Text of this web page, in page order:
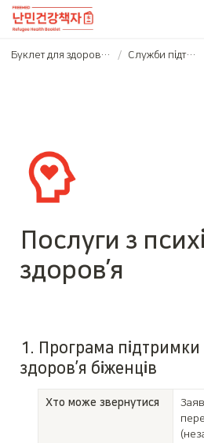
Буклет для здоров’я біженців (우크라이나어) / Служби підтримки
Послуги з
здоров’я
1. Програма підтримки
здоров’я біженців
Хто може звернутися